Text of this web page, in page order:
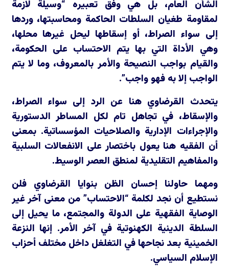
الشأن العام، بل هي وفق تعبيره “وسيلة لازمة
لمقاومة طغيان السلطات الحاكمة ومحاسبتها، وردها
إلى سواء الصراط، أو إسقاطها ليحل غيرها محلها،
وهي الأداة التي بها يتم الاحتساب على الحكومة،
والقيام بواجب النصيحة والأمر بالمعروف، وما لا يتم
الواجب إلا به فهو واجب”.
يتحدث القرضاوي هنا عن الرد إلى سواء الصراط،
والإسقاط، في تجاهل تام لكل المساطر الدستورية
والإجراءات الإدارية والصلاحيات المؤسساتية. بمعنى
أن الفقيه هنا يعول باختصار على الانفعالات السلبية
والمفاهيم التقليدية لمنطق العصر الوسيط.
ومهما حاولنا إحسان الظن بنوايا القرضاوي فلن
نستطيع أن نجد لكلمة “الاحتساب” من معنى آخر غير
الوصاية الفقهية على الدولة والمجتمع، ما يحيل إلى
السلطة الدينية الكهنوتية في آخر الأمر. إنها النزعة
الخمينية بعد نجاحها في التغلغل داخل مختلف أحزاب
الإسلام السياسي.